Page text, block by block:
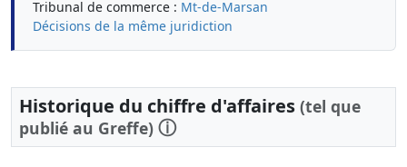
Tribunal de commerce : Mt-de-Marsan
Décisions de la même juridiction
Historique du chiffre d'affaires (tel que
publié au Greffe) ⓘ